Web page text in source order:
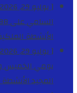
[ يوليو 29, 2026 ]
السامي على 1788 شخصا بمناسبة عيد العرش المجيد
الأنشطة
[ يوليو 29, 2026 ]
يومي الخميس
المجيد